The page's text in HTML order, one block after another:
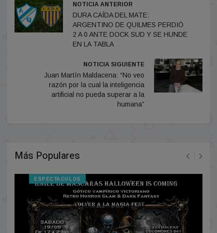
NOTICIA ANTERIOR
DURA CAÍDA DEL MATE:
ARGENTINO DE QUILMES PERDIÓ
2 A 0 ANTE DOCK SUD Y SE HUNDE
EN LA TABLA
NOTICIA SIGUIENTE
Juan Martín Maldacena: “No veo
razón por la cual la inteligencia
artificial no pueda superar a la
humana”
Más Populares
ESPECTACULOS